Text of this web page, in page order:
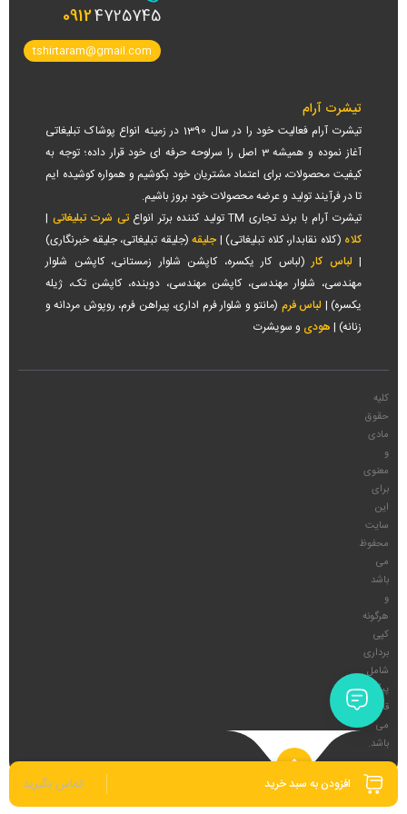
افزودن به سبد خرید تماس بگیرید
09124725745
tshirtaram@gmail.com
تیشرت آرام
تیشرت آرام فعالیت خود را در سال 1390 در زمینه انواع پوشاک تبلیغاتی
آغاز نموده و همیشه 3 اصل را سرلوحه حرفه ای خود قرار داده؛ توجه به
کیفیت محصولات، برای اعتماد مشتریان خود بکوشیم و همواره کوشیده ایم
تا در فرآیند تولید و عرضه محصولات خود بروز باشیم.
تیشرت آرام با برند تجاری TM تولید کننده برتر انواع
تی شرت تبلیغاتی |
کلاه (کلاه نقابدار، کلاه تبلیغاتی) | جلیقه (جلیقه تبلیغاتی، جلیقه خبرنگاری)
| لباس کار (لباس کار یکسره، کاپشن شلوار زمستانی، کاپشن شلوار
مهندسی، شلوار مهندسی، کاپشن مهندسی، دوبنده، کاپشن تک، ژیله
یکسره) | لباس فرم (مانتو و شلوار فرم اداری، پیراهن فرم، روپوش مردانه و
زنانه) | هودی و سویشرت
کلیه
حقوق
مادی
و
معنوی
برای
این
سایت
محفوظ
می
باشد
و
هرگونه
کپی
برداری
شامل
پیگرد
قانونی
می
باشد.